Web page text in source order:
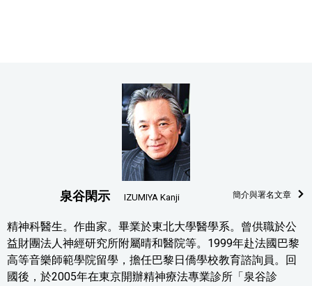
泉谷閑示 IZUMIYA Kanji 簡介與署名文章
精神科醫生。作曲家。畢業於東北大學醫學系。曾供職於公
益財團法人神經研究所附屬晴和醫院等。1999年赴法國巴黎
高等音樂師範學院留學，擔任巴黎日僑學校教育諮詢員。回
國後，於2005年在東京開辦精神療法專業診所「泉谷診